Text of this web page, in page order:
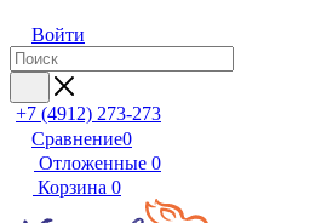
Войти
+7 (4912) 273-273
Сравнение0
Отложенные 0
Корзина 0